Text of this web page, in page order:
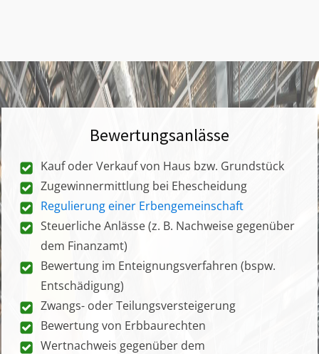
Bewertungsanlässe
Kauf oder Verkauf von Haus bzw. Grundstück
Zugewinnermittlung bei Ehescheidung
Regulierung einer Erbengemeinschaft
Steuerliche Anlässe (z. B. Nachweise gegenüber
dem Finanzamt)
Bewertung im Enteignungsverfahren (bspw.
Entschädigung)
Zwangs- oder Teilungsversteigerung
Bewertung von Erbbaurechten
Wertnachweis gegenüber dem